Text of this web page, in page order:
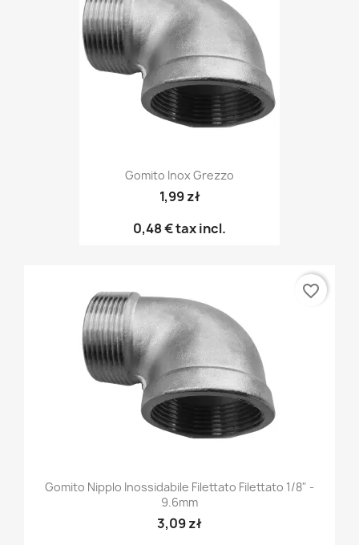
Gomito Inox Grezzo
1,99 zł
0,48 €tax incl.
Gomito Nipplo Inossidabile Filettato Filettato 1/8" -
9.6mm
3,09 zł
favorite_border